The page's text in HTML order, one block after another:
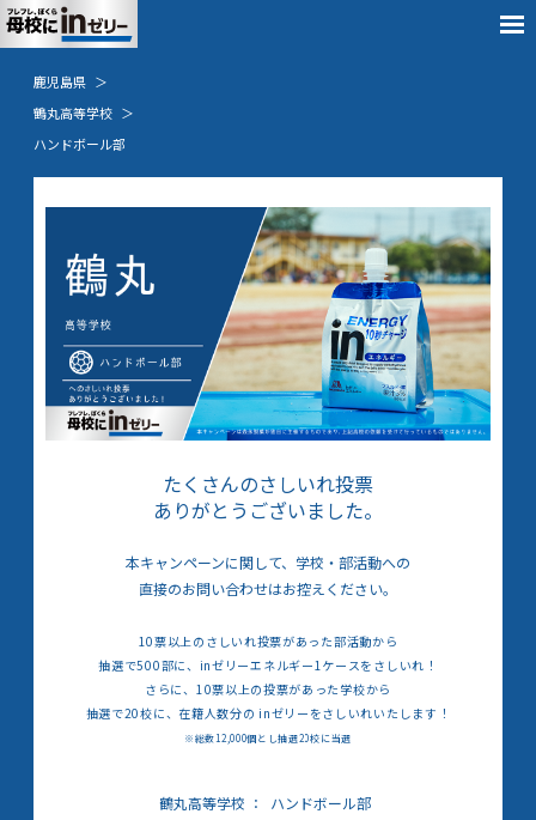
鹿児島県
鶴丸高等学校
ハンドボール部
たくさんのさしいれ投票
ありがとうございました。
本キャンペーンに関して、学校・部活動への
直接のお問い合わせはお控えください。
10票以上のさしいれ投票があった部活動から
抽選で500部に、inゼリーエネルギー1ケースをさしいれ！
さらに、10票以上の投票があった学校から
抽選で20校に、在籍人数分の inゼリーをさしいれいたします！
※総数12,000個とし抽選20校に当選
鶴丸高等学校 ：
ハンドボール部